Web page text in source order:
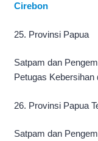
Cirebon
25. Provinsi Papua
Satpam dan
Petugas Kebersihan
26. Provinsi Papua
Satpam dan